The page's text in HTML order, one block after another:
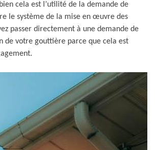
cela est l’utilité de la demande de
le système de la mise en œuvre des
passer directement à une demande de
de votre gouttière parce que cela est